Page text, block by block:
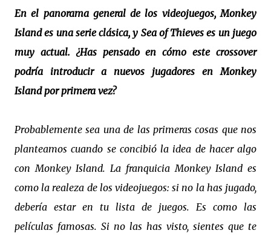
En el panorama general de los videojuegos, Monkey
Island es una serie clásica, y Sea of Thieves es un juego
muy actual. ¿Has pensado en cómo este crossover
podría introducir a nuevos jugadores en Monkey
Island por primera vez?
Probablemente sea una de las primeras cosas que nos
planteamos cuando se concibió la idea de hacer algo
con Monkey Island. La franquicia Monkey Island es
como la realeza de los videojuegos: si no la has jugado,
debería estar en tu lista de juegos. Es como las
películas famosas. Si no las has visto, sientes que te